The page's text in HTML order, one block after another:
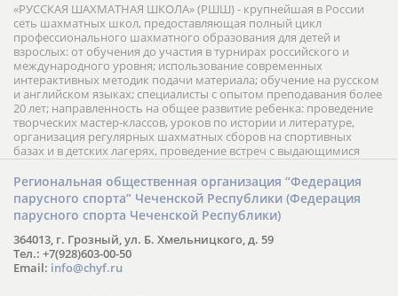
«РУССКАЯ ШАХМАТНАЯ ШКОЛА» (РШШ) - крупнейшая в России
сеть шахматных школ, предоставляющая полный цикл
профессионального шахматного образования для детей и
взрослых: от обучения до участия в турнирах российского и
международного уровня; использование современных
интерактивных методик подачи материала; обучение на русском
и английском языках; специалисты с опытом преподавания более
20 лет; направленность на общее развитие ребенка: проведение
творческих мастер-классов, уроков по истории и литературе,
организация регулярных шахматных сборов на спортивных
базах и в детских лагерях, проведение встреч с выдающимися
шахматистами; корпоративное обучение; онлайн обучение в
форме вебинаров и индивидуальных занятий, круглые столы
российских и международных тренеров, организация фестивалей;
онлайн трансляция мероприятий и турниров.
Региональная общественная организация “Федерация
парусного спорта” Чеченской Республики (Федерация
парусного спорта Чеченской Республики)
364013, г. Грозный, ул. Б. Хмельницкого, д. 59
Тел.: +7(928)603-00-50
Email: info@chyf.ru